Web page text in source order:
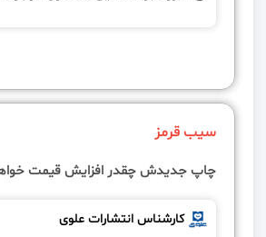
سیب قرمز
چاپ جدیدش چقدر افزایش قیمت
کارشناس انتشارات علوی